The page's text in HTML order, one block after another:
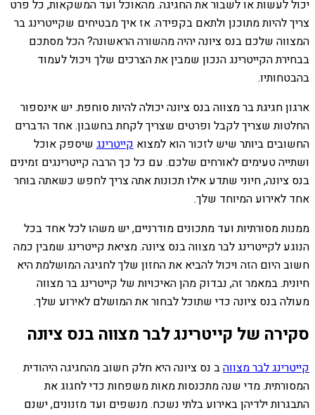
יכול לעשות או לשבור את החגיגה. מהאוכל ועד המשקאות, כל פרט
צריך להיות מתוכנן ולתאם בקפידה. אז איך מבטיחים שקייטרינג בר
המצווה שלכם בנס ציונה יהיה מהשורה הראשונה? הכל מסתכם
בבחירת הקייטרינג הנכון שמבין את הצרכים שלך ויכול לעמוד
בהבטחותיו.
ארגון חגיגת בר מצווה בנס ציונה יכולה להיות סוחפת. יש אינספור
החלטות שצריך לקבל ופרטים שצריך לקחת בחשבון. אחד הדברים
החשובים ביותר שיש לזכור הוא למצוא קייטרינג שיספק אוכל
ושתייה טעימים לאורחים שלכם. עם כל כך הרבה קייטרינגים זמינים
בנס ציונה, חיוני שתדע אילו תכונות אתה צריך לחפש כשאתה בוחר
אחד לאירוע המיוחד שלך.
ממנות מסורתיות ועד מתכונים מודרניים, יש משהו לכל אחד בכל
הנוגע לקייטרינג לבר מצווה בנס ציונה. מציאת קייטרינג שמבין כמה
חשוב היום הזה ויכול להביא את החזון שלך לחגיגה המושלמת היא
חיונית. במאמר זה, נבדוק מהן האיכויות של קייטרינג בר מצווה
מעולה בנס ציונה כדי שתוכל לבחור את המושלם לאירוע שלך.
סקירה של קייטרינג לבר מצווה בנס ציונה
קייטרינג לבר מצווהב נס ציונה היא חלק חשוב מהחגיגה היהודית
המסורתית. מדי שנה מתכנסות מאות משפחות כדי לחגוג את
התבגרות ילדיהן באירוע בלתי נשכח. מנשפים ועד מזנונים, ישנם